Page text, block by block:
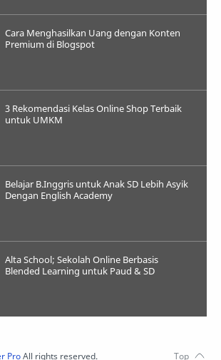
Cara Menghasilkan Uang dengan Konten
Premium di Blogspot
3 Rekomendasi Kelas Online Shop Terbaik
untuk UMKM
Belajar B.Inggris untuk Anak SD Lebih Asyik
Dengan English Academy
Alta School; Sekolah Online Berbasis
Blended Learning untuk Paud & SD
ProAll rights reserved.